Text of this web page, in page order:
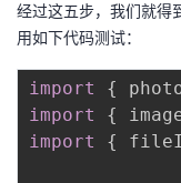
经过这五步，我们就得
用如下代码测试：
import {
import
{
import
{